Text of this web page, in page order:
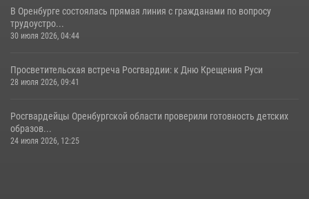
В Оренбурге состоялась прямая линия с гражданами по вопросу
трудоустро...
30 июля 2026, 04:44
Просветительская встреча Росгвардии: к Дню Крещения Руси
28 июля 2026, 09:41
Росгвардейцы Оренбургской области проверили готовность детских
образов...
24 июля 2026, 12:25